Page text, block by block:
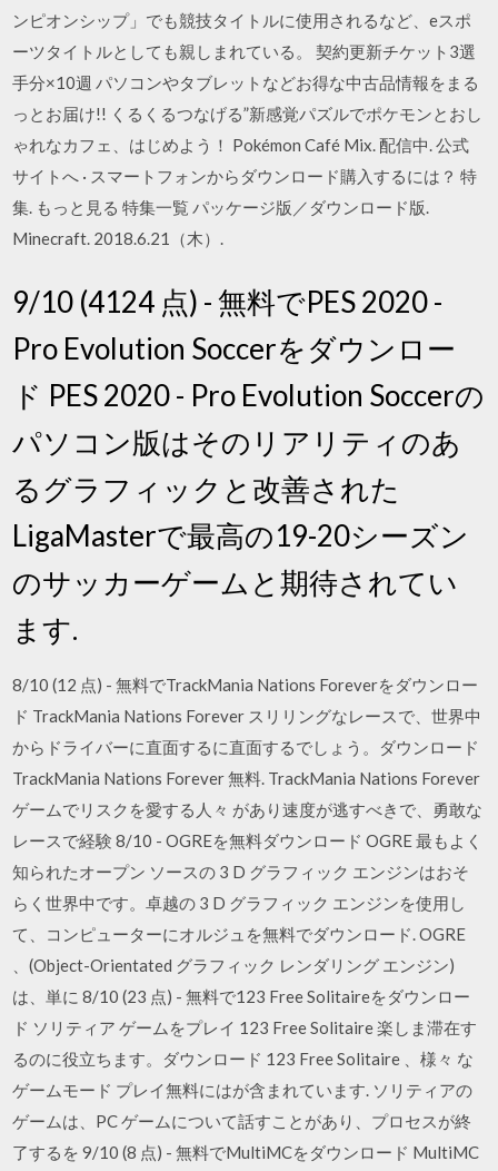
ンピオンシップ」でも競技タイトルに使用されるなど、eスポ
ーツタイトルとしても親しまれている。 契約更新チケット3選
手分×10週 パソコンやタブレットなどお得な中古品情報をまる
っとお届け!! くるくるつなげる”新感覚パズルでポケモンとおし
ゃれなカフェ、はじめよう！ Pokémon Café Mix. 配信中. 公式
サイトへ · スマートフォンからダウンロード購入するには？ 特
集. もっと見る 特集一覧 パッケージ版／ダウンロード版.
Minecraft. 2018.6.21（木）.
9/10 (4124 点) - 無料でPES 2020 -
Pro Evolution Soccerをダウンロー
ド PES 2020 - Pro Evolution Soccerの
パソコン版はそのリアリティのあ
るグラフィックと改善された
LigaMasterで最高の19-20シーズン
のサッカーゲームと期待されてい
ます.
8/10 (12 点) - 無料でTrackMania Nations Foreverをダウンロー
ド TrackMania Nations Forever スリリングなレースで、世界中
からドライバーに直面するに直面するでしょう。ダウンロード
TrackMania Nations Forever 無料. TrackMania Nations Forever
ゲームでリスクを愛する人々 があり速度が逃すべきで、勇敢な
レースで経験 8/10 - OGREを無料ダウンロード OGRE 最もよく
知られたオープン ソースの 3 D グラフィック エンジンはおそ
らく世界中です。卓越の 3 D グラフィック エンジンを使用し
て、コンピューターにオルジュを無料でダウンロード. OGRE
、(Object-Orientated グラフィック レンダリング エンジン)
は、単に 8/10 (23 点) - 無料で123 Free Solitaireをダウンロー
ド ソリティア ゲームをプレイ 123 Free Solitaire 楽しま滞在す
るのに役立ちます。ダウンロード 123 Free Solitaire 、様々 な
ゲームモード プレイ無料にはが含まれています. ソリティアの
ゲームは、PC ゲームについて話すことがあり、プロセスが終
了するを 9/10 (8 点) - 無料でMultiMCをダウンロード MultiMC